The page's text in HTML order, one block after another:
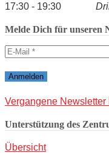
17:30 - 19:30
Melde Dich für unseren
Vergangene Newsletter
Unterstützung des
Übersicht